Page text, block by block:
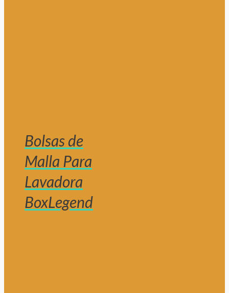
Bolsas de
Malla Para
Lavadora
BoxLegend